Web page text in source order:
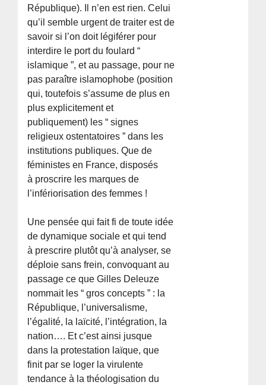
République). Il n’en est rien. Celui
qu’il semble urgent de traiter est de
savoir si l’on doit légiférer pour
interdire le port du foulard “
islamique ”, et au passage, pour ne
pas paraître islamophobe (position
qui, toutefois s’assume de plus en
plus explicitement et
publiquement) les “ signes
religieux ostentatoires ” dans les
institutions publiques. Que de
féministes en France, disposés
à proscrire les marques de
l’infériorisation des femmes !
Une pensée qui fait fi de toute idée
de dynamique sociale et qui tend
à prescrire plutôt qu’à analyser, se
déploie sans frein, convoquant au
passage ce que Gilles Deleuze
nommait les “ gros concepts ” : la
République, l’universalisme,
l’égalité, la laïcité, l’intégration, la
nation…. Et c’est ainsi jusque
dans la protestation laïque, que
finit par se loger la virulente
tendance à la théologisation du